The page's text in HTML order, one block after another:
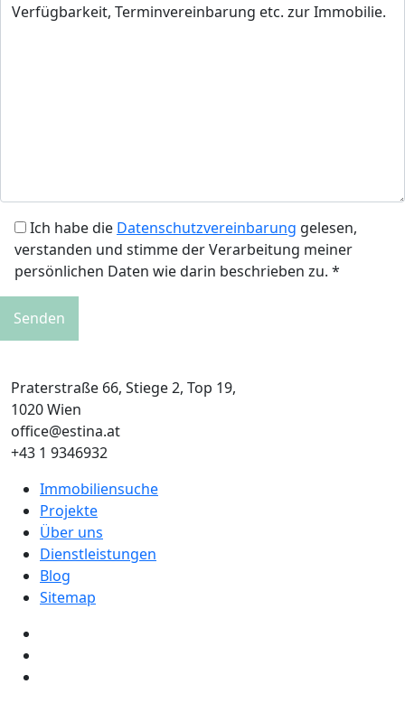
Ich habe die Datenschutzvereinbarung gelesen,
verstanden und stimme der Verarbeitung meiner
persönlichen Daten wie darin beschrieben zu. *
Praterstraße 66, Stiege 2, Top 19,
1020 Wien
office@estina.at
+43 1 9346932
Immobiliensuche
Projekte
Über uns
Dienstleistungen
Blog
Sitemap